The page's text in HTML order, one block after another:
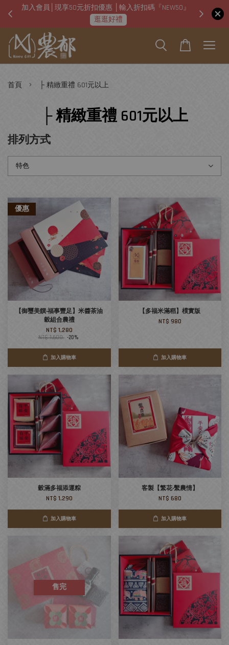
加入會員│現享50元折扣優惠 │輸入折扣碼『NEW50』
逛逛好禮
即日
首頁 › ├ 精緻重禮 601元以上
├ 精緻重禮 601元以上
排列方式
優惠
【御璽美饌‧福事豐足】米醬茶油
穀組合農禮
NT$ 1,280
NT$ 1,600 -20%
加入購物車
【多福米滿稻】樸實版
NT$ 980
加入購物車
穀滿多福添運粽
NT$ 1,290
加入購物車
客製【繁花‧繫農情】
NT$ 680
加入購物車
售完